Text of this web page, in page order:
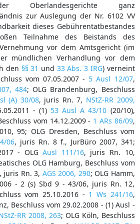
Oberlandesgerichte ganz
zur Auslegung der Nr. 6102 VV
dieses Gebührentatbestandes
Teilnahme des Beistands des
vor dem Amtsgericht (im
mündlichen Verhandlung vor dem
den §§ 31 und 33 Abs. 3 IRG) verneint
vom 07.05.2007 - 5 Ausl 12/07,
484; OLG Brandenburg, Beschluss
(A) 30/08, juris Rn. 7, NStZ-RR 2009,
- (1) 53 Ausl A 43/10 (20/10),
vom 14.12.2009 - 1 ARs 86/09,
95; OLG Dresden, Beschluss vom
06, juris Rn. 8 f., JurBüro 2007, 341;
- OLGAusl 111/16, juris Rn. 10,
OLG Hamburg, Beschluss vom
juris Rn. 3, AGS 2006, 290; OLG Hamm,
- 2 (s) Sbd 9 - 43/06, juris Rn. 12,
vom 25.10.2016 - 1 Ws 241/16,
Beschluss vom 29.02.2008 - (1) Ausl -
RR 2008, 263; OLG Köln, Beschluss